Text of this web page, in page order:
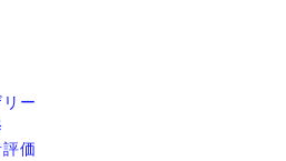
ー
価